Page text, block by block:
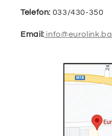
Telefon: 033/430-350
Email: info@eurolink.ba